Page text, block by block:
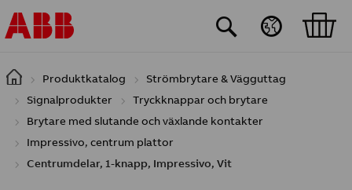
Hoppa till huvudinnehåll
Produktkatalog
Strömbrytare & Vägguttag
Signalprodukter
Tryckknappar och brytare
Brytare med slutande och växlande kontakter
Impressivo, centrum plattor
Centrumdelar, 1-knapp, Impressivo, Vit